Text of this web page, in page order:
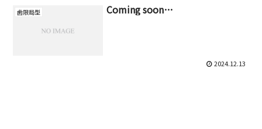
歯限局型 Coming soon…
2024.12.13